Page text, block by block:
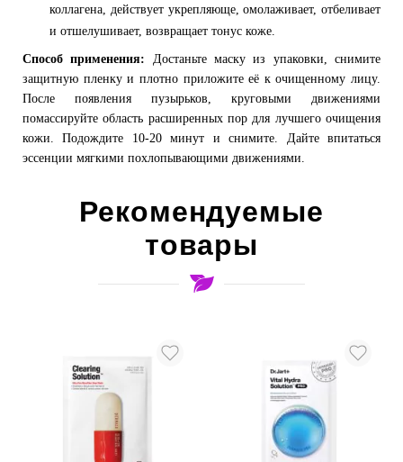
коллагена, действует укрепляюще, омолаживает, отбеливает
и отшелушивает, возвращает тонус коже.
Способ применения: Достаньте маску из упаковки, снимите
защитную пленку и плотно приложите её к очищенному лицу.
После появления пузырьков, круговыми движениями
помассируйте область расширенных пор для лучшего очищения
кожи. Подождите 10-20 минут и снимите. Дайте впитаться
эссенции мягкими похлопывающими движениями.
Рекомендуемые
товары